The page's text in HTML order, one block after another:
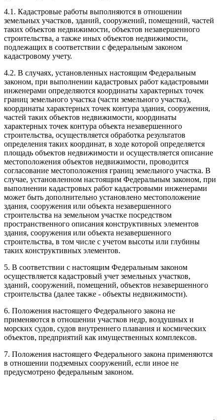
4.1. Кадастровые работы выполняются в отношении
земельных участков, зданий, сооружений, помещений, частей
таких объектов недвижимости, объектов незавершенного
строительства, а также иных объектов недвижимости,
подлежащих в соответствии с федеральным законом
кадастровому учету.
4.2. В случаях, установленных настоящим Федеральным
законом, при выполнении кадастровых работ кадастровыми
инженерами определяются координаты характерных точек
границ земельного участка (части земельного участка),
координаты характерных точек контура здания, сооружения,
частей таких объектов недвижимости, координаты
характерных точек контура объекта незавершенного
строительства, осуществляется обработка результатов
определения таких координат, в ходе которой определяется
площадь объектов недвижимости и осуществляется описание
местоположения объектов недвижимости, проводится
согласование местоположения границ земельного участка. В
случае, установленном настоящим Федеральным законом, при
выполнении кадастровых работ кадастровыми инженерами
может быть дополнительно установлено местоположение
здания, сооружения или объекта незавершенного
строительства на земельном участке посредством
пространственного описания конструктивных элементов
здания, сооружения или объекта незавершенного
строительства, в том числе с учетом высоты или глубины
таких конструктивных элементов.
5. В соответствии с настоящим Федеральным законом
осуществляется кадастровый учет земельных участков,
зданий, сооружений, помещений, объектов незавершенного
строительства (далее также - объекты недвижимости).
6. Положения настоящего Федерального закона не
применяются в отношении участков недр, воздушных и
морских судов, судов внутреннего плавания и космических
объектов, предприятий как имущественных комплексов.
7. Положения настоящего Федерального закона применяются
в отношении подземных сооружений, если иное не
предусмотрено федеральным законом.